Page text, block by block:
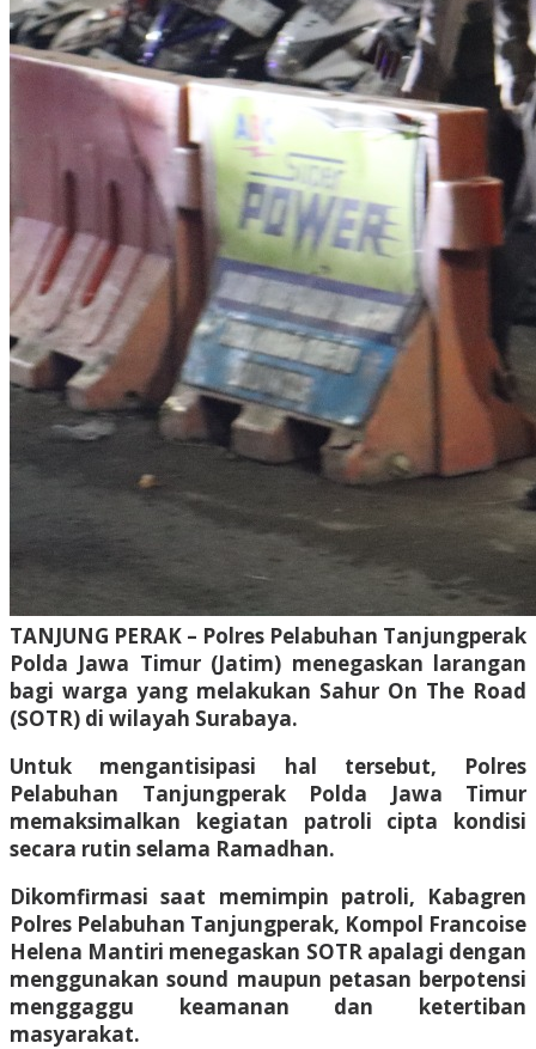
TANJUNG PERAK – Polres Pelabuhan Tanjungperak
Polda Jawa Timur (Jatim) menegaskan larangan
bagi warga yang melakukan Sahur On The Road
(SOTR) di wilayah Surabaya.
Untuk mengantisipasi hal tersebut, Polres
Pelabuhan Tanjungperak Polda Jawa Timur
memaksimalkan kegiatan patroli cipta kondisi
secara rutin selama Ramadhan.
Dikomfirmasi saat memimpin patroli, Kabagren
Polres Pelabuhan Tanjungperak, Kompol Francoise
Helena Mantiri menegaskan SOTR apalagi dengan
menggunakan sound maupun petasan berpotensi
menggaggu keamanan dan ketertiban
masyarakat.